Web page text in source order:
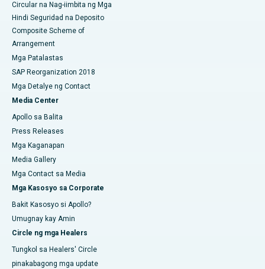
Circular na Nag-iimbita ng Mga
Hindi Seguridad na Deposito
Composite Scheme of
Arrangement
Mga Patalastas
SAP Reorganization 2018
Mga Detalye ng Contact
Media Center
Apollo sa Balita
Press Releases
Mga Kaganapan
Media Gallery
Mga Contact sa Media
Mga Kasosyo sa Corporate
Bakit Kasosyo si Apollo?
Umugnay kay Amin
Circle ng mga Healers
Tungkol sa Healers' Circle
pinakabagong mga update